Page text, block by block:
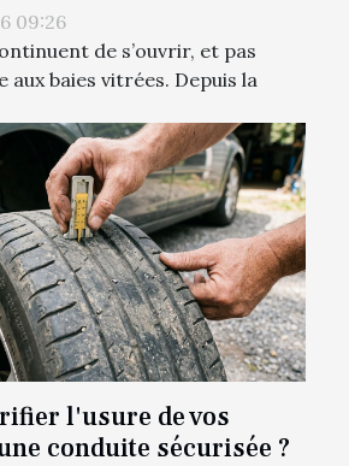
09:26
de s’ouvrir, et pas
aux baies vitrées. Depuis la
l'usure de vos
conduite sécurisée ?